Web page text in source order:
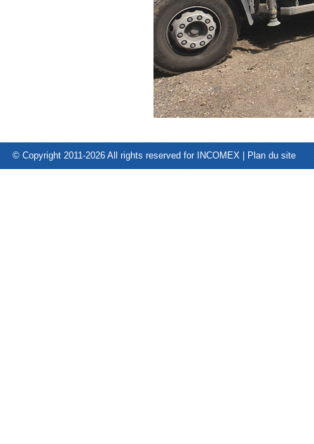
© Copyright 2011-2026 All rights reserved for INCOMEX | Plan du site